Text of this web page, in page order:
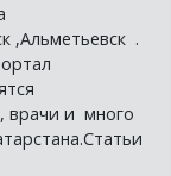
,Альметьевск .
врачи и много